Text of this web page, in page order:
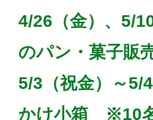
4/26（金）、5/
のパン・菓子販
5/3（祝金）～5/
かけ小箱 ※10名